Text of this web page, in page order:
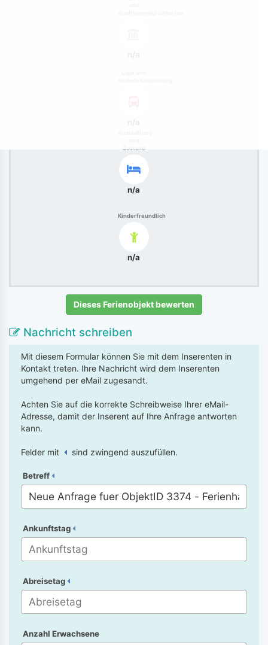
n/a
Kinderfreundlich
n/a
Dieses Ferienobjekt bewerten
Nachricht schreiben
Mit diesem Formular können Sie mit dem Inserenten in
Kontakt treten. Ihre Nachricht wird dem Inserenten
umgehend per eMail zugesandt.
Achten Sie auf die korrekte Schreibweise Ihrer eMail-
Adresse, damit der Inserent auf Ihre Anfrage antworten
kann.
Felder mit sind zwingend auszufüllen.
Betreff
Ankunftstag
Abreisetag
Anzahl Erwachsene